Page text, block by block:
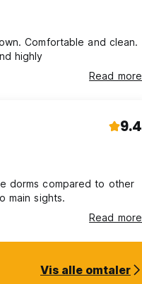
Comfortable and clean.
highly
Read more
9.4
dorms compared to other
main sights.
Read more
Vis alle omtaler